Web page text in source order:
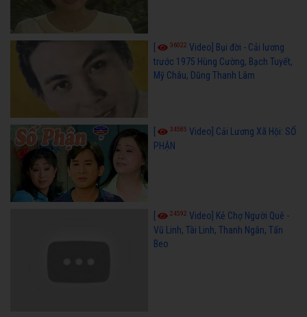
36022 Video] Bụi đời - Cải lương
trước 1975 Hùng Cường, Bạch Tuyết,
Mỹ Châu, Dũng Thanh Lâm
34585 Video] Cải Lương Xã Hội: SỐ
PHẬN
24592 Video] Kẻ Chợ Người Quê -
Vũ Linh, Tài Linh, Thanh Ngân, Tấn
Beo